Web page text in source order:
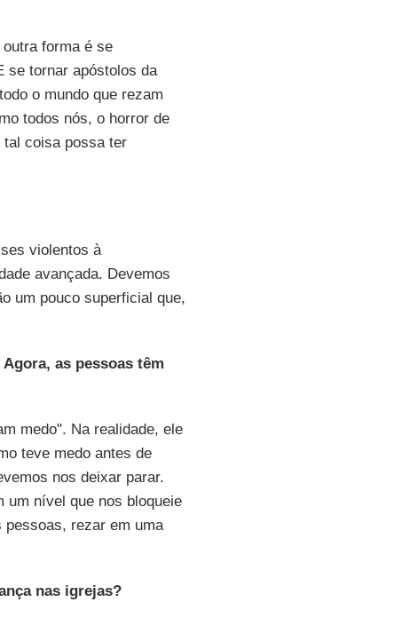
forma é se
se tornar apóstolos da
o mundo que rezam
todos nós, o horror de
coisa possa ter
violentos à
avançada. Devemos
um pouco superficial que,
as pessoas têm
medo". Na realidade, ele
teve medo antes de
nos deixar parar.
um nível que nos bloqueie
rezar em uma
nas igrejas?